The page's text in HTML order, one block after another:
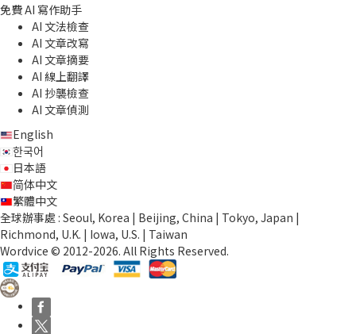
免費 AI 寫作助手
AI 文法檢查
AI 文章改寫
AI 文章摘要
AI 線上翻譯
AI 抄襲檢查
AI 文章偵測
English
한국어
日本語
简体中文
繁體中文
全球辦事處 : Seoul, Korea | Beijing, China | Tokyo, Japan |
Richmond, U.K. | Iowa, U.S. | Taiwan
Wordvice © 2012-2026. All Rights Reserved.